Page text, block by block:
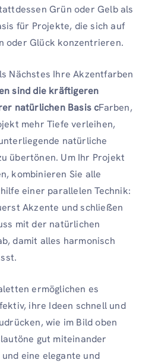
Grün oder Gelb als
für Projekte, die sich auf
oder Glück konzentrieren.
Nächstes Ihre Akzentfarben
sind die kräftigeren
natürlichen Basis cFarben,
mehr Tiefe verleihen,
natürliche
übertönen. Um Ihr Projekt
kombinieren Sie alle
einer parallelen Technik:
Akzente und schließen
mit der natürlichen
damit alles harmonisch
ermöglichen es
ihre Ideen schnell und
wie im Bild oben
gut miteinander
eine elegante und